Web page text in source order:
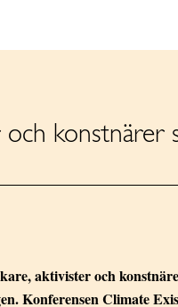
och konstnärer
aktivister och
Konferensen Climate